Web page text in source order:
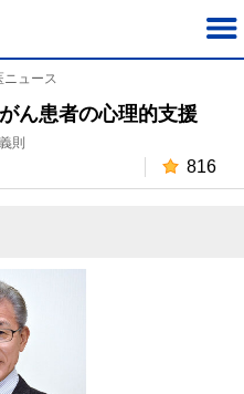
ュース
ん患者の心理的支援
則
816